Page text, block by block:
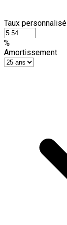
Taux personnalisé
%
Amortissement